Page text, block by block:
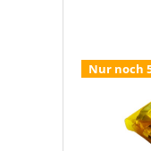
Nur noch